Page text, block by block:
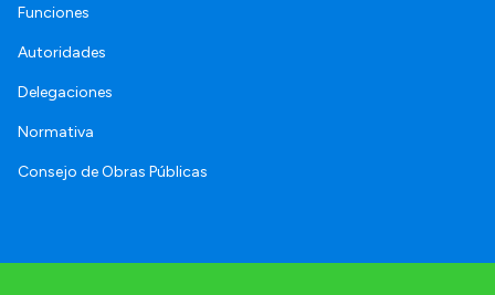
Funciones
Autoridades
Delegaciones
Normativa
Consejo de Obras Públicas